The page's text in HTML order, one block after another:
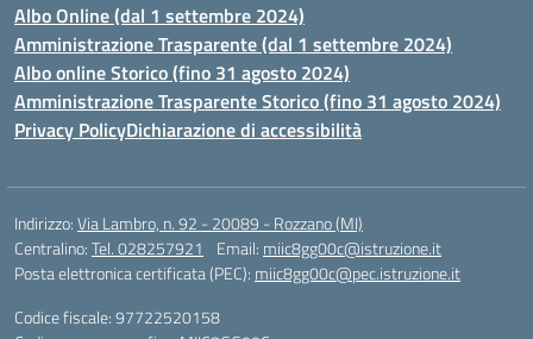
Albo Online (dal 1 settembre 2024)
Amministrazione Trasparente (dal 1 settembre 2024)
Albo online Storico (fino 31 agosto 2024)
Amministrazione Trasparente Storico (fino 31 agosto 2024)
Privacy PolicyDichiarazione di accessibilità
Indirizzo:Via Lambro, n. 92 - 20089 - Rozzano (MI)
Centralino:Tel. 028257921 Email: miic8gg00c@istruzione.it
Posta elettronica certificata (PEC): miic8gg00c@pec.istruzione.it
Codice fiscale: 97722520158